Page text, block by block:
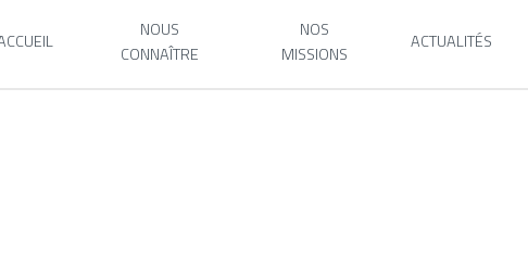
NOUS
CONNAÎTRE
NOS
MISSIONS
ACTUALITÉS